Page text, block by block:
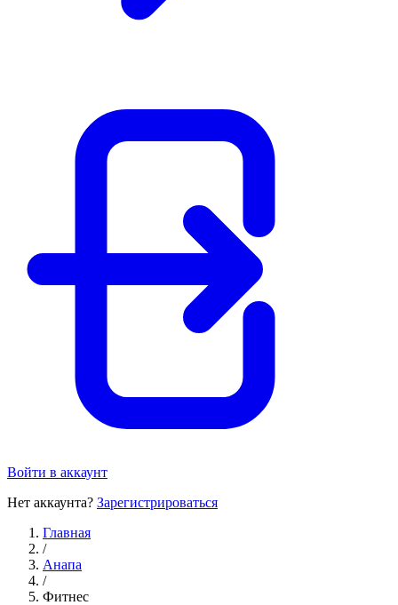
Войти в аккаунт
Нет аккаунта? Зарегистрироваться
Главная
/
Анапа
/
Фитнес